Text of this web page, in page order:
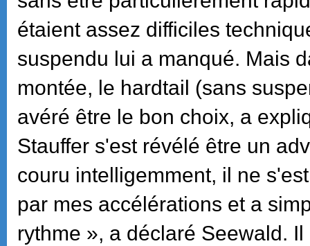
étaient assez difficiles
suspendu lui a manqué. Mais
montée, le hardtail (sans
avéré être le bon choix, a
Stauffer s'est révélé être un
couru intelligemment, il ne
par mes accélérations et a
rythme », a déclaré Seewald.